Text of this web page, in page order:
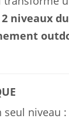
niveaux
niveau :